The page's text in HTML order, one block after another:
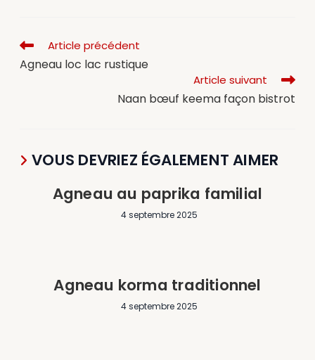
Article précédent
Agneau loc lac rustique
Article suivant
Naan bœuf keema façon bistrot
VOUS DEVRIEZ ÉGALEMENT AIMER
Agneau au paprika familial
4 septembre 2025
Agneau korma traditionnel
4 septembre 2025